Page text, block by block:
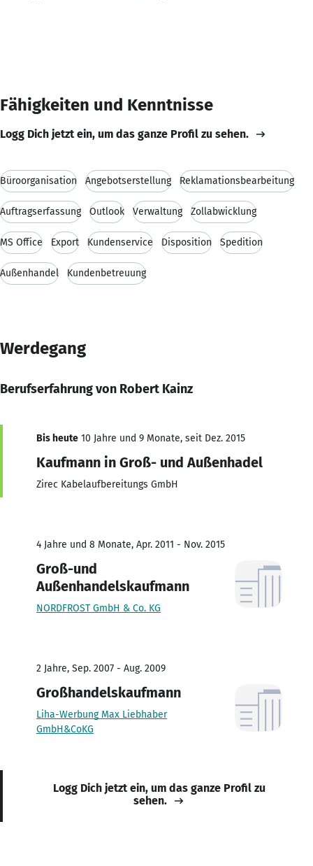
Fähigkeiten und Kenntnisse
Logg Dich jetzt ein, um das ganze Profil zu sehen.
Büroorganisation Angebotserstellung Reklamationsbearbeitung
Auftragserfassung Outlook Verwaltung Zollabwicklung
MS Office Export Kundenservice Disposition Spedition
Außenhandel Kundenbetreuung
Werdegang
Berufserfahrung von Robert Kainz
Bis heute 10 Jahre und 9 Monate, seit Dez. 2015
Kaufmann in Groß- und Außenhadel
Zirec Kabelaufbereitungs GmbH
4 Jahre und 8 Monate, Apr. 2011 - Nov. 2015
Groß-und
Außenhandelskaufmann
NORDFROST GmbH & Co. KG
2 Jahre, Sep. 2007 - Aug. 2009
Großhandelskaufmann
Liha-Werbung Max Liebhaber
GmbH&CoKG
Logg Dich jetzt ein, um das ganze Profil zu
sehen.